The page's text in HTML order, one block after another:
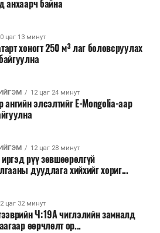
зочин хүлээн авах зардал;
тоног төхөөрөмж,
худалдан авах;
хууль зүйн салбараас бусад
мэдээлэхээс бусад кино,
зардал;
бусад тэтгэмж, урамшуулал.
горимыг 2026 оны
31 хүртэл мөрдөнө. Харин
уг хэмнэлтийн горимд
цэцэрлэг, сургуулийн хүүхдийн
томуу, томуу төст
хэмжээ зэрэг зайлшгүй
анхаарч байна
цаг 13 минут
хоногт 250 м³ лаг боловсруулах
12 цаг 24 минут
ангийн элсэлтийг E-Mongolia-аар
12 цаг 28 минут
рүү зөвшөөрөлгүй
дуудлага хийхийг хориг...
цаг 32 минут
Ч:19А чиглэлийн замналд
өөрчлөлт ор...